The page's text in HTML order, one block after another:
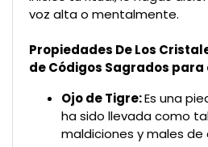
voz alta o mentalmente.
Propiedades De Los
de Códigos Sagrados
Ojo de Tigre:Es una
ha sido llevada como
maldiciones y males de